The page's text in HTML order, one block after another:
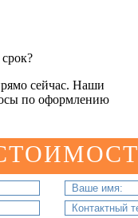
сейчас. Наши
по оформлению